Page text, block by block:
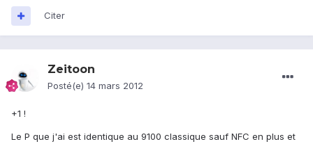
Citer
Zeitoon
Posté(e) 14 mars 2012
+1 !
Le P que j'ai est identique au 9100 classique sauf NFC en plus et